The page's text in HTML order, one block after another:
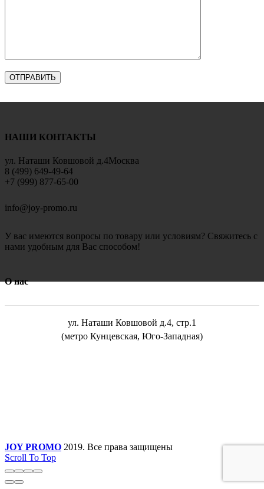
НАШИ КОНТАКТЫ
ул. Наташи Ковшовой д.4Москва
8 (499) 649-49-64
+7 (999) 877-65-00
info@joy-promo.ru
У вас имеются вопросы по товару или условиям? Свяжитесь с
нами удобным для Вас способом!
О нас
ул. Наташи Ковшовой д.4, стр.1
(метро Кунцевская, Юго-Западная)
JOY PROMO 2019. Все права защищены
Scroll To Top